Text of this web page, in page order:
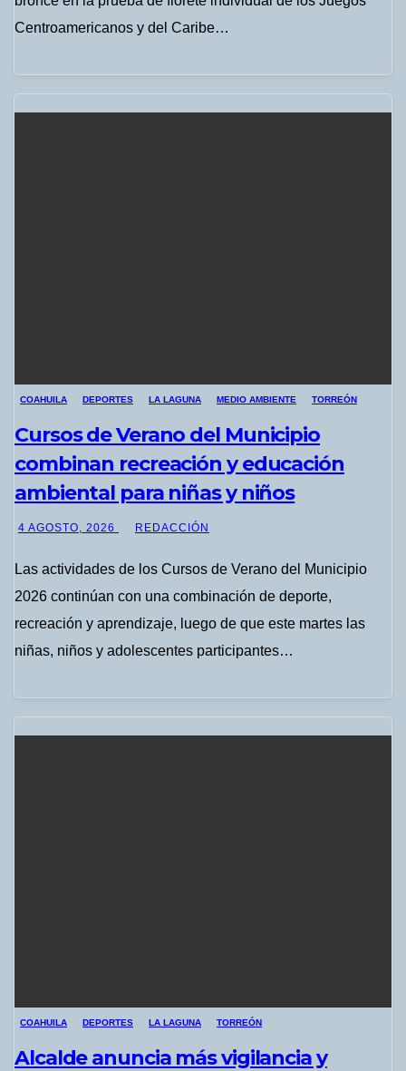
Centroamericanos y del Caribe…
COAHUILA DEPORTES LA LAGUNA MEDIO AMBIENTE TORREÓN
Cursos de Verano del Municipio
combinan recreación y educación
ambiental para niñas y niños
4 AGOSTO, 2026 REDACCIÓN
Las actividades de los Cursos de Verano del Municipio
2026 continúan con una combinación de deporte,
recreación y aprendizaje, luego de que este martes las
niñas, niños y adolescentes participantes…
COAHUILA DEPORTES LA LAGUNA TORREÓN
Alcalde anuncia más vigilancia y